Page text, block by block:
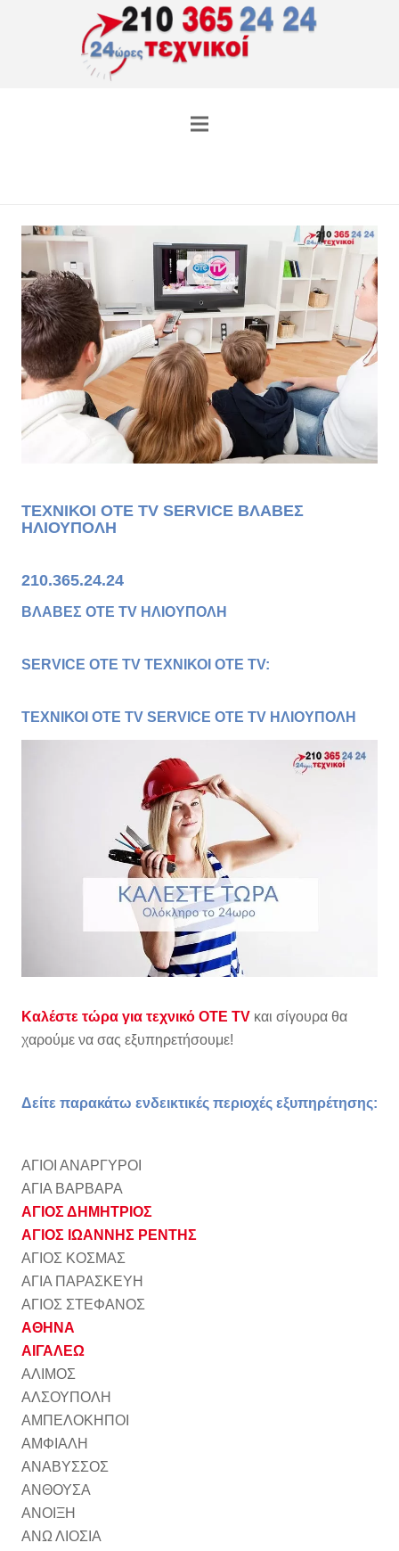
ΤΕΧΝΙΚΟΙ OTE TV SERVICE ΒΛΑΒΕΣ
ΗΛΙΟΥΠΟΛΗ
210.365.24.24
ΒΛΑΒΕΣ OTE TV ΗΛΙΟΥΠΟΛΗ
SERVICE OTE TV ΤΕΧΝΙΚΟΙ OTE TV:
ΤΕΧΝΙΚΟΙ OTE TV SERVICE OTE TV ΗΛΙΟΥΠΟΛΗ
Καλέστε τώρα για τεχνικό OTE TV και σίγουρα θα
χαρούμε να σας εξυπηρετήσουμε!
Δείτε παρακάτω ενδεικτικές περιοχές εξυπηρέτησης:
ΑΓΙΟΙ ΑΝΑΡΓΥΡΟΙ
ΑΓΙΑ ΒΑΡΒΑΡΑ
ΑΓΙΟΣ ΔΗΜΗΤΡΙΟΣ
ΑΓΙΟΣ ΙΩΑΝΝΗΣ ΡΕΝΤΗΣ
ΑΓΙΟΣ ΚΟΣΜΑΣ
ΑΓΙΑ ΠΑΡΑΣΚΕΥΗ
ΑΓΙΟΣ ΣΤΕΦΑΝΟΣ
ΑΘΗΝΑ
ΑΙΓΑΛΕΩ
ΑΛΙΜΟΣ
ΑΛΣΟΥΠΟΛΗ
ΑΜΠΕΛΟΚΗΠΟΙ
ΑΜΦΙΑΛΗ
ΑΝΑΒΥΣΣΟΣ
ΑΝΘΟΥΣΑ
ΑΝΟΙΞΗ
ΑΝΩ ΛΙΟΣΙΑ